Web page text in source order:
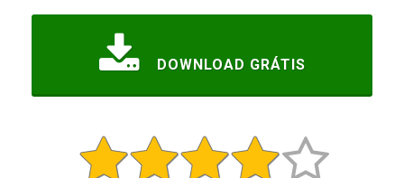
DOWNLOAD GRÁTIS